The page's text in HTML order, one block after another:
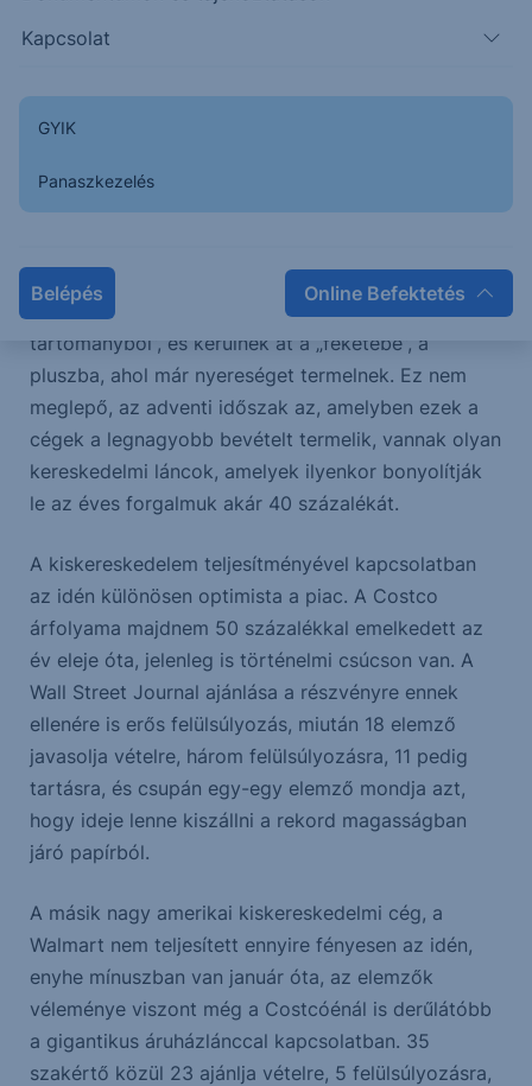
Kapcsolat
GYIK
Panaszkezelés
Belépés Online Befektetés
előtti héten is hagyományosan jól szerepelnek.
magyarul fekete péntek kifejezést nagyon sokan
ered. November utolsó péntekje, a nagy akciók
ideje az a nap, amikor pénzügyi téren is
szektor életében. Ekkor jutnak ki a cégek a tőzsdén
hagyományosan a mínuszokat jelképező „piros
tartományból”, és kerülnek át a „feketébe”, a
pluszba, ahol már nyereséget termelnek. Ez nem
meglepő, az adventi időszak az, amelyben ezek a
cégek a legnagyobb bevételt termelik, vannak olyan
kereskedelmi láncok, amelyek ilyenkor bonyolítják
le az éves forgalmuk akár 40 százalékát.
A kiskereskedelem teljesítményével kapcsolatban
az idén különösen optimista a piac. A Costco
árfolyama majdnem 50 százalékkal emelkedett az
év eleje óta, jelenleg is történelmi csúcson van. A
Wall Street Journal ajánlása a részvényre ennek
ellenére is erős felülsúlyozás, miután 18 elemző
javasolja vételre, három felülsúlyozásra, 11 pedig
tartásra, és csupán egy-egy elemző mondja azt,
hogy ideje lenne kiszállni a rekord magasságban
járó papírból.
A másik nagy amerikai kiskereskedelmi cég, a
Walmart nem teljesített ennyire fényesen az idén,
enyhe mínuszban van január óta, az elemzők
véleménye viszont még a Costcóénál is derűlátóbb
a gigantikus áruházlánccal kapcsolatban. 35
szakértő közül 23 ajánlja vételre, 5 felülsúlyozásra,